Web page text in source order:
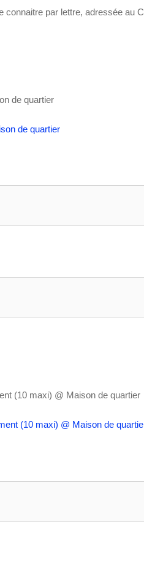
par lettre, adressée au
de quartier
(10 maxi) @ Maison de quartier